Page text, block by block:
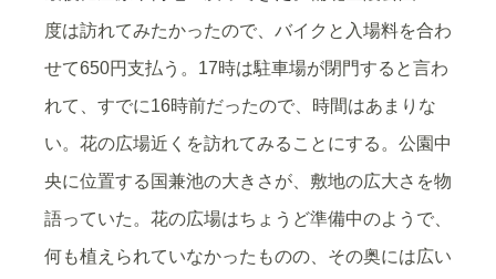
度は訪れてみたかったので、バイクと入場料を合わ
せて650円支払う。17時は駐車場が閉門すると言わ
れて、すでに16時前だったので、時間はあまりな
い。花の広場近くを訪れてみることにする。公園中
央に位置する国兼池の大きさが、敷地の広大さを物
語っていた。花の広場はちょうど準備中のようで、
何も植えられていなかったものの、その奥には広い